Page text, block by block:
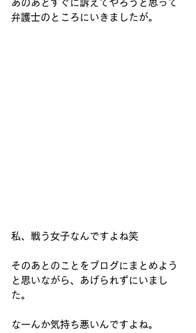
あのあとすぐに訴えてやろうと思って
弁護士のところにいきましたが。
私、戦う女子なんですよね笑
そのあとのことをブログにまとめよう
と思いながら、あげられずにいまし
た。
なーんか気持ち悪いんですよね。